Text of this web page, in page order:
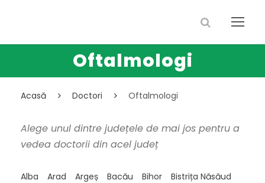
Oftalmologi
Acasă Doctori Oftalmologi
Alege unul dintre județele de mai jos pentru a
vedea doctorii din acel județ
Alba Arad Argeș Bacău Bihor
Bistrița Năsăud